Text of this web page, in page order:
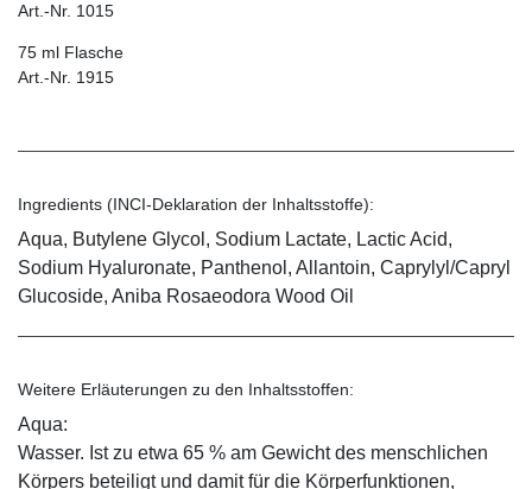
Art.-Nr. 1015
75 ml Flasche
Art.-Nr. 1915
Ingredients (INCI-Deklaration der Inhaltsstoffe):
Aqua, Butylene Glycol, Sodium Lactate, Lactic Acid,
Sodium Hyaluronate, Panthenol, Allantoin, Caprylyl/Capryl
Glucoside, Aniba Rosaeodora Wood Oil
Weitere Erläuterungen zu den Inhaltsstoffen:
Aqua:
Wasser. Ist zu etwa 65 % am Gewicht des menschlichen
Körpers beteiligt und damit für die Körperfunktionen,